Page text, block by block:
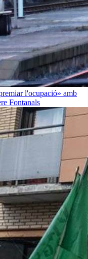
l'ocupació» amb
Fontanals